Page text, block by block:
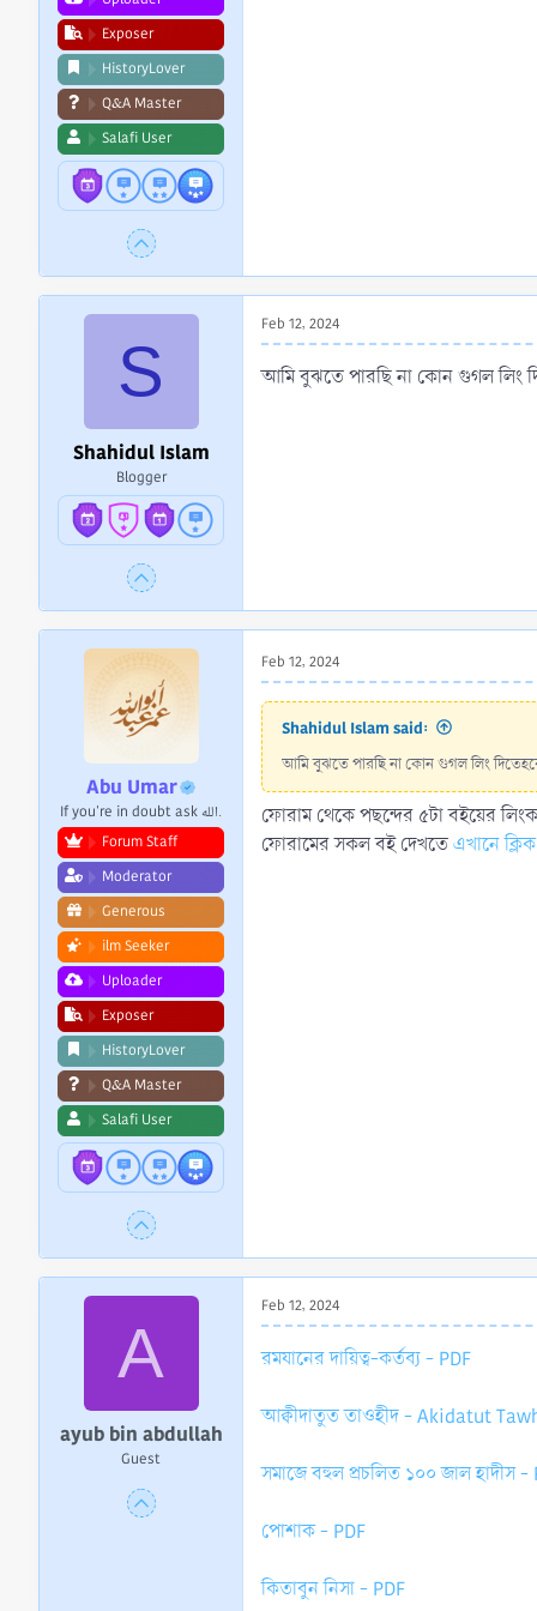
Exposer
HistoryLover
Q&A Master
Salafi User
S
Shahidul Islam
Blogger
Feb 12, 2024
আমি বুঝতে পারছি না কোন গুগল লিং
Abu Umar
If you're in doubt ask الله.
Forum Staff
Moderator
Generous
ilm Seeker
Uploader
Exposer
HistoryLover
Q&A Master
Salafi User
Feb 12, 2024
Shahidul Islam said:
আমি বুঝতে পারছি না কোন গুগল লিং
ফোরাম থেকে পছন্দের ৫টা বইয়ের
ফোরামের সকল বই দেখতেএখানে
A
ayub bin abdullah
Guest
Feb 12, 2024
রমযানের দায়িত্ব-কর্তব্য - PDF
আক্বীদাতুত তাওহীদ - Akidatut
সমাজে বহুল প্রচলিত ১০০ জাল হাদীস -
পোশাক - PDF
কিতাবুন নিসা - PDF